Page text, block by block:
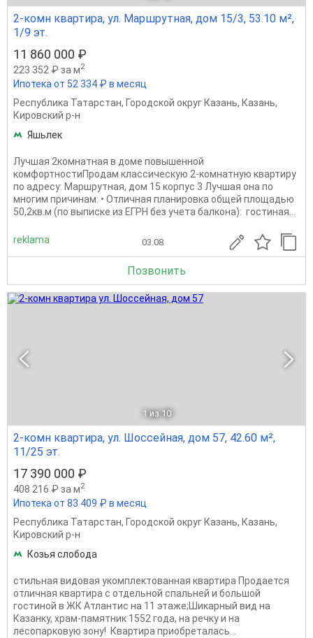
2-комн квартира, ул. Маршрутная, дом 15/3, 53.10 м²,
1/9 эт.
11 860 000 ₽
223 352 ₽ за м2
Ипотека от 52 334 ₽ в месяц
Республика Татарстан, Городской округ Казань, Казань,
Кировский р-н
Яшьлек
Лучшая 2комнатная в доме повышенной
комфортностиПродам классическую 2-комнатную квартиру
по адресу: Маршрутная, дом 15 корпус 3 Лучшая она по
многим причинам: • Отличная планировка общей площадью
50,2кв.м (по выписке из ЕГРН без учета балкона): гостиная...
reklama 03.08
Позвонить
1 из 10
2-комн квартира, ул. Шоссейная, дом 57, 42.60 м²,
11/25 эт.
17 390 000 ₽
408 216 ₽ за м2
Ипотека от 83 409 ₽ в месяц
Республика Татарстан, Городской округ Казань, Казань,
Кировский р-н
Козья слобода
стильная видовая укомплектованная квартира Продается
отличная квартира с отдельной спальней и большой
гостиной в ЖК Атлантис на 11 этаже;Шикарный вид на
Казанку, храм-памятник 1552 года, на речку и на
лесопарковую зону! Квартира приобреталась...